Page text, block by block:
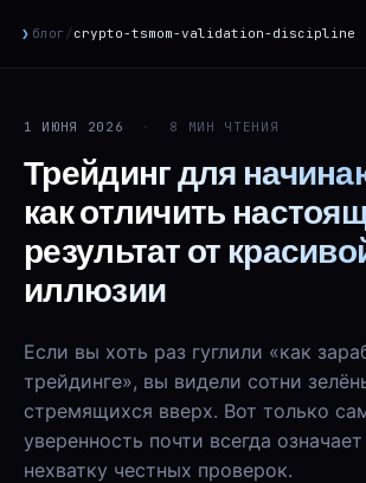
❯ блог/crypto-tsmom-validation-discipline
1 ИЮНЯ 2026 · 8 МИН ЧТЕНИЯ
Трейдинг для
как отличить
результат от
иллюзии
Если вы хоть раз гуглили «как
трейдинге», вы видели сотни
стремящихся вверх. Вот только
уверенность почти всегда
нехватку честных проверок.